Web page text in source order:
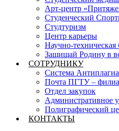
Арт-центр
Студенческий
Студтуризм
Центр карьеры
Научно-техническая
Защищай Родину в
СОТРУДНИКУ
Система
Почта ПГТУ –
Отдел закупок
Административное
Полиграфический
КОНТАКТЫ